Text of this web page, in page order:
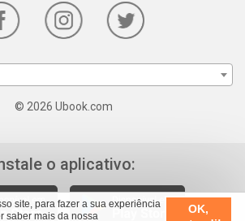
site, para fazer a sua experiência
saber mais da nossa
OK,
© 2026 Ubook.com
o aplicativo: